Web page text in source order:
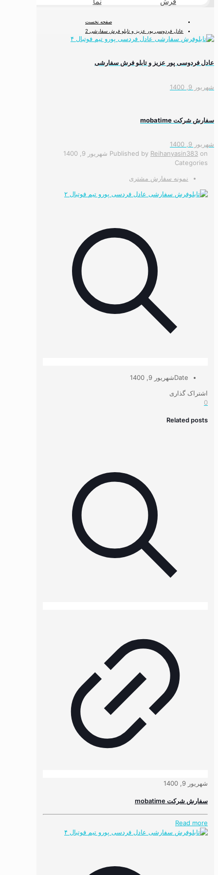
صفحه نخست
عادل فردوسی پور عزیز و تابلو فرش سفارشی 2
عادل فردوسی پور عزیز و تابلو فرش سفارشی
شهریور 9, 1400
سفارش شرکت mobatime
شهریور 9, 1400
Published by Reihanyasin383 on
شهریور 9, 1400
Categories
نمونه سفارش مشتری
Dateشهریور 9, 1400
اشتراک گذاری
0
Related posts
شهریور 9, 1400
سفارش شرکت mobatime
Read more